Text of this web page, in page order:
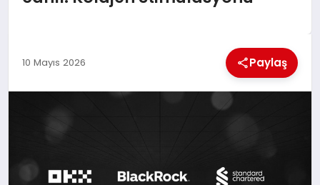
TEKNOLOJI
GENEL
YEREL HABERLER
10 Mayıs 2026 Paylaş